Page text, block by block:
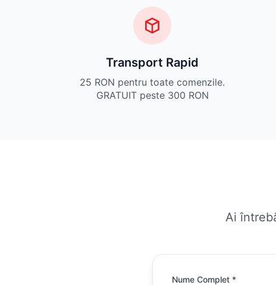
Transport Rapid
25 RON pentru toate comenzile.
GRATUIT peste 300 RON
Ai
Nume Complet *